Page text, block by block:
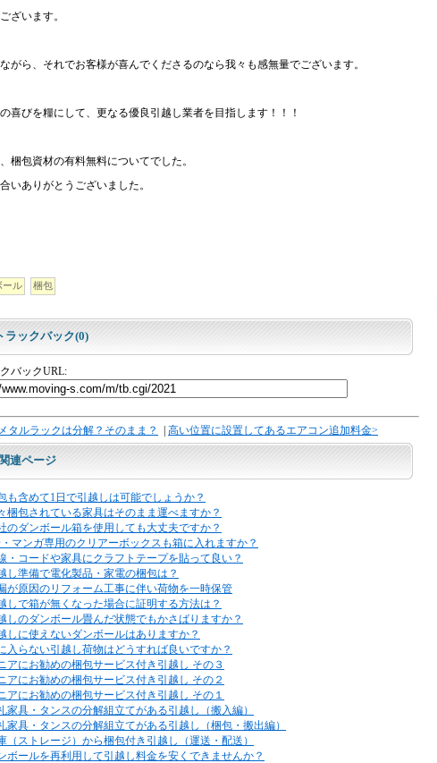
ざいます。
がら、それでお客様が喜んでくださるのなら我々も感無量でございます。
喜びを糧にして、更なる優良引越し業者を目指します！！！
梱包資材の有料無料についてでした。
いありがとうございました。
ール 梱包
ラックバック(0)
バックURL:
タルラックは分解？そのまま？ 高い位置に設置してあるエアコン追加料金>
連ページ
も含めて1日で引越しは可能でしょうか？
梱包されている家具はそのまま運べますか？
のダンボール箱を使用しても大丈夫ですか？
マンガ専用のクリアーボックスも箱に入れますか？
・コードや家具にクラフトテープを貼って良い？
し準備で電化製品・家電の梱包は？
が原因のリフォーム工事に伴い荷物を一時保管
しで箱が無くなった場合に証明する方法は？
しのダンボール畳んだ状態でもかさばりますか？
しに使えないダンボールはありますか？
入らない引越し荷物はどうすれば良いですか？
アにお勧めの梱包サービス付き引越し その３
アにお勧めの梱包サービス付き引越し その２
アにお勧めの梱包サービス付き引越し その１
家具・タンスの分解組立てがある引越し（搬入編）
家具・タンスの分解組立てがある引越し（梱包・搬出編）
（ストレージ）から梱包付き引越し（運送・配送）
ボールを再利用して引越し料金を安くできませんか？